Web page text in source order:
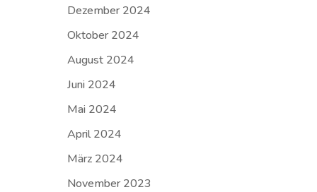
Dezember 2024
Oktober 2024
August 2024
Juni 2024
Mai 2024
April 2024
März 2024
November 2023